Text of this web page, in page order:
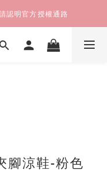
認明官方授權通路
腳涼鞋-粉色